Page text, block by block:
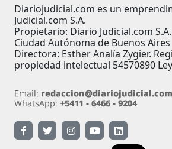
Diariojudicial.com es un
Judicial.com S.A.
Propietario: Diario Judicial.com
Ciudad Autónoma de Buenos Aires
Directora: Esther Analía Zygier.
propiedad intelectual 54570890